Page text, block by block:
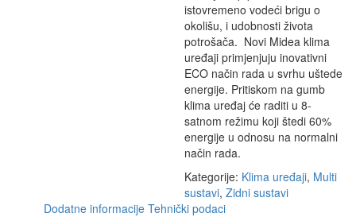
istovremeno vodeći brigu o
okolišu, i udobnosti života
potrošača. Novi Midea klima
uređaji primjenjuju inovativni
ECO način rada u svrhu uštede
energije. Pritiskom na gumb
klima uređaj će raditi u 8-
satnom režimu koji štedi 60%
energije u odnosu na normalni
način rada.
Kategorije: Klima uređaji, Multi
sustavi,Zidni sustavi
Dodatne informacije Tehnički podaci